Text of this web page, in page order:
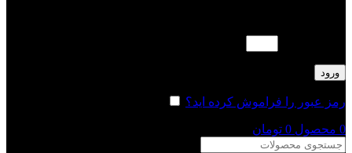
ورود
رمز عبور را فراموش کرده اید؟
0 محصول 0 تومان